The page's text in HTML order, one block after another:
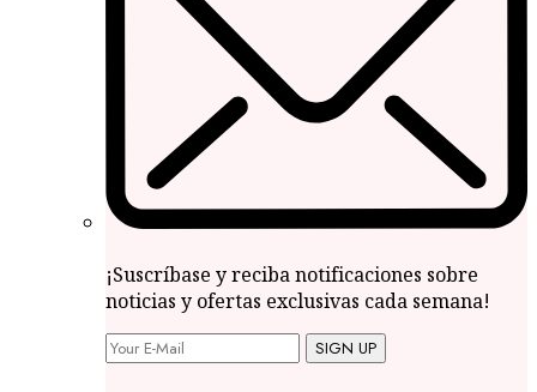
¡Suscríbase y reciba notificaciones sobre
noticias y ofertas exclusivas cada semana!
SIGN UP